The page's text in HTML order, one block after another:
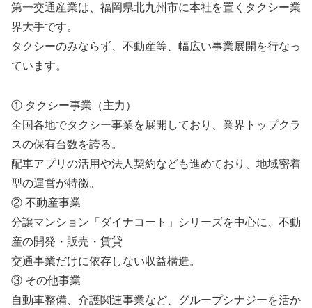
第一交通産業は、福岡県北九州市に本社を置くタクシー業
界大手です。
タクシーのみならず、不動産等、幅広い事業展開を行なっ
ています。
① タクシー事業（主力）
全国各地でタクシー事業を展開しており、業界トップクラ
スの保有台数を誇る。
配車アプリの活用や法人契約なども進めており、地域密着
型の運営が特徴。
② 不動産事業
分譲マンション「ダイナコート」シリーズを中心に、不動
産の開発・販売・賃貸
交通事業だけに依存しない収益構造。
③ その他事業
自動車整備、介護関連事業など、グループシナジーを活か